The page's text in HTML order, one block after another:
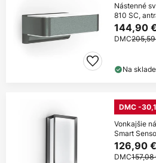
Nástenné
810 SC,
144,90 €
DMC
Na sklade
DMC -
Vonkajšie
Smart
126,90 €
DMC157,08